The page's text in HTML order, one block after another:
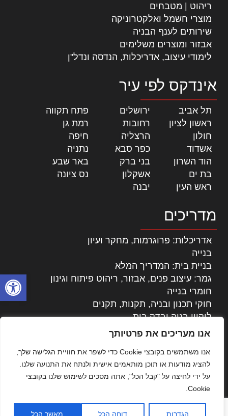
פתח
אנו מעריכים את פרטיותך
אנו משתמשים בקובצי Cookie כדי לשפר את חוויית הגלישה שלך,
להציג מודעות או תוכן מותאמים אישית ולנתח את התנועה שלנו.
על ידי לחיצה על "קבל הכל", אתה מסכים לשימוש שלנו בקובצי
Cookie.
הגדרות דוחה הכל מאשר הכל
ריהוט | מטבחים
מוצרי חשמל ואלקטרוניקה
שירותים לענף הבניה
אבזור ומוצרים משלימים
לימודי עיצוב, אדריכלות, הנדסה ונדל"ן
אינדקס לפי עיר
תל אביב ירושלים פתח תקווה
ראשון לציון
רחובות רמת גן
חולון
הרצליה חיפה
אשדוד
כפר סבא נתניה
הוד השרון
בני ברק באר שבע
בת ים
אשקלון נס ציונה
ראש העין
יבנה
מדריכים
אדריכלות: פרוגרמות, מחקר ועיון
בנייה
בניית בית: המדריך המלא
גמר: עיצוב פנים, אבזור, ריהוט פיתוח וגינון
חומרי בנייה
חוקי תכנון ובניה, תקנות, תקנים
ליקויי בניה ובדק בית
נדל"ן: זכויות, אגרות ועסקאות
עקרונות ניהול אחזקה מתקדמות
צילום אדריכלי
שיווק נדלן
שיטות בניה: מפרטים והמלצות
תוכן שיווקי